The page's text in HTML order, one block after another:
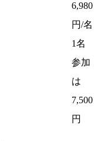
6,980
円/名
1名
参加
は
7,500
円